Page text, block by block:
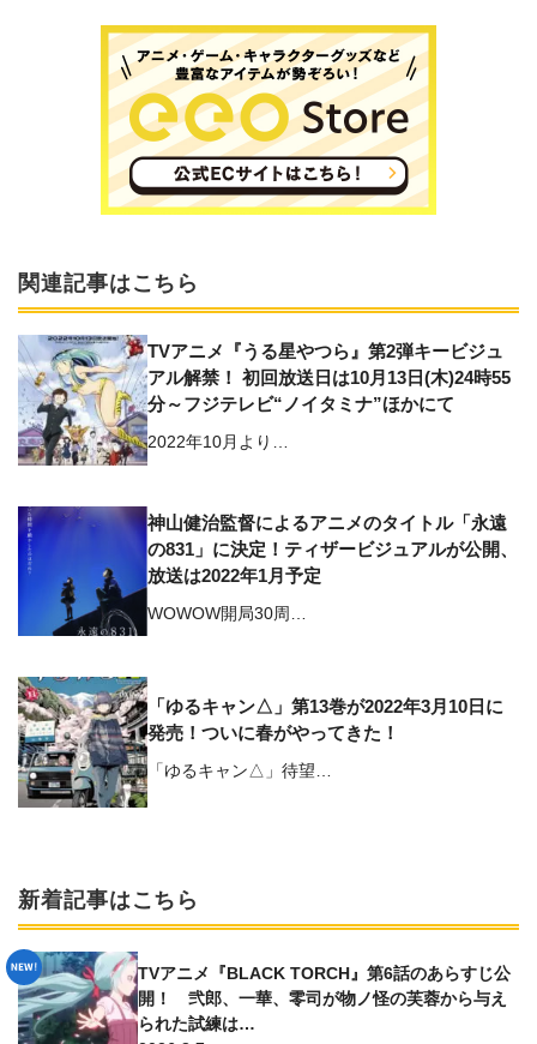
関連記事はこちら
TVアニメ『うる星やつら』第2弾キービジュ
アル解禁！ 初回放送日は10月13日(木)24時55
分～フジテレビ“ノイタミナ”ほかにて
2022年10月より…
神山健治監督によるアニメのタイトル「永遠
の831」に決定！ティザービジュアルが公開、
放送は2022年1月予定
WOWOW開局30周…
「ゆるキャン△」第13巻が2022年3月10日に
発売！ついに春がやってきた！
「ゆるキャン△」待望…
新着記事はこちら
TVアニメ『BLACK TORCH』第6話のあらすじ公
開！ 弐郎、一華、零司が物ノ怪の芙蓉から与え
られた試練は…